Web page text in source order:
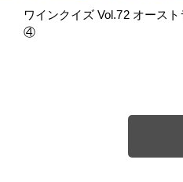
ワインクイズ Vol.72 オースト
④